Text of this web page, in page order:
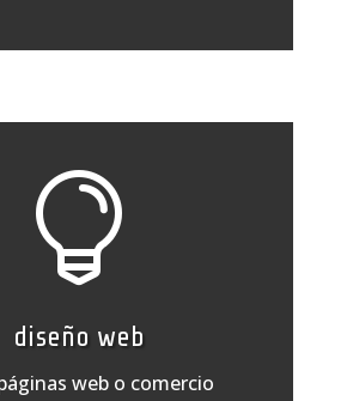

diseño web
web o comercio